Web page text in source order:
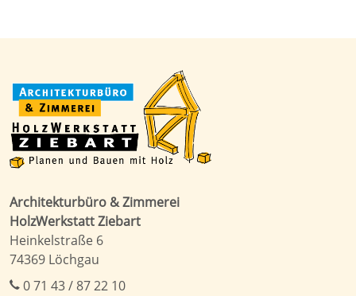
Architekturbüro & Zimmerei
HolzWerkstatt Ziebart
Heinkelstraße 6
74369 Löchgau
0 71 43 / 87 22 10